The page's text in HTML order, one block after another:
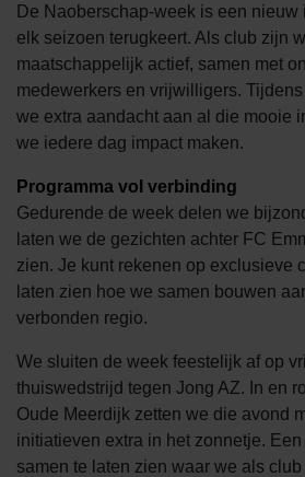
De Naoberschap-week is een nieuw
elk seizoen terugkeert. Als club zijn
maatschappelijk actief, samen met
medewerkers en vrijwilligers.
we extra aandacht aan al die mooie
we iedere dag impact maken.
Programma vol verbinding
Gedurende de week delen we
laten we de gezichten achter FC
zien. Je kunt rekenen op exclusieve
laten zien hoe we samen bouwen
verbonden regio.
We sluiten de week feestelijk af op
thuiswedstrijd tegen Jong AZ. In en
Oude Meerdijk zetten we die avond
initiatieven extra in het zonnetje.
samen te laten zien waar we als club